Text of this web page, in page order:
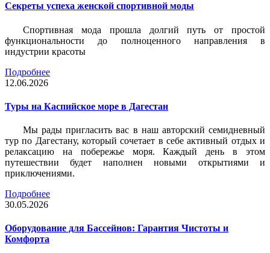
Секреты успеха женской спортивной моды
Спортивная мода прошла долгий путь от простой
функциональности до полноценного направления в
индустрии красоты
Подробнее
12.06.2026
Туры на Каспийское море в Дагестан
Мы рады пригласить вас в наш авторский семидневный
тур по Дагестану, который сочетает в себе активный отдых и
релаксацию на побережье моря. Каждый день в этом
путешествии будет наполнен новыми открытиями и
приключениями.
Подробнее
30.05.2026
Оборудование для Бассейнов: Гарантия Чистоты и
Комфорта